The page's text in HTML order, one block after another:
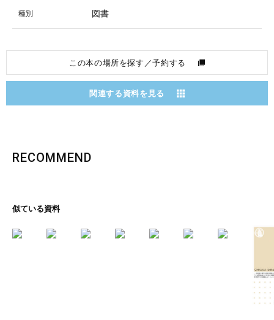
種別 図書
この本の場所を探す／予約する
関連する資料を見る
RECOMMEND
似ている資料